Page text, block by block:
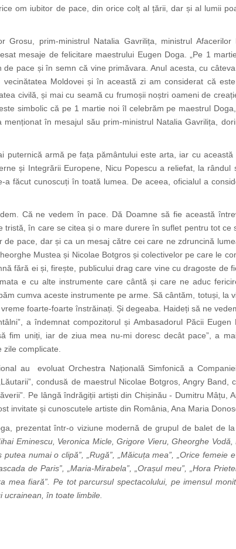
om iubitor de pace, din orice colț al țării, dar și al lumii
Grosu, prim-ministrul Natalia Gavrilița, ministrul
mesaje de felicitare maestrului Eugen Doga. „Pe 1
pace și în semn că vine primăvara. Anul acesta, cu
Moldovei și în această zi am considerat că
civilă, și mai cu seamă cu frumoșii noștri oameni de
simbolic că pe 1 martie noi îl celebrăm pe maestrul
în mesajul său prim-ministrul Natalia Gavrilița,
armă pe fața pământului este arta, iar cu această
și Integrării Europene, Nicu Popescu a reliefat, la rândul
făcut cunoscuți în toată lumea. De aceea, oficialul a
Că ne vedem în pace. Dă Doamne să fie această
în care se citea și o mare durere în suflet pentru tot ce
pace, dar și ca un mesaj către cei care ne zdruncină
Mustea și Nicolae Botgros și colectivelor pe care le
fără ei și,firește, publicului drag care vine cu dragoste de
e cu alte instrumente care cântă și care ne aduc
cumva aceste instrumente pe arme. Să cântăm, totuși, la
foarte-foarte înstrăinați. Și degeaba. Haideți să ne
a îndemnat compozitorul și Ambasadorul Păcii Eugen
fim uniți, iar de ziua mea nu-mi doresc decât pace”, a
complicate.
au evoluat Orchestra Națională Simfonică a
condusă de maestrul Nicolae Botgros, Angry Band,
Pe lângă îndrăgiții artiști din Chișinău - Dumitru Mâțu,
invitate și cunoscutele artiste din România, Ana Maria
prezentat într-o viziune modernă de grupul de balet de
Eminescu, Veronica Micle, Grigore Vieru, Gheorghe
numai o clipă”, „Rugă”, „Măicuța mea”, „Orice femeie e
de Paris”, „Maria-Mirabela”, „Orașul meu”, „Hora
mea fiară”. Pe tot parcursul spectacolului, pe imensul
ucrainean, în toate limbile.